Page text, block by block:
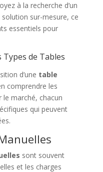
à la recherche d’un
solution sur-mesure, ce
essentiels pour
de Tables
d’une table
comprendre les
le marché, chacun
qui peuvent
sont souvent
et les charges